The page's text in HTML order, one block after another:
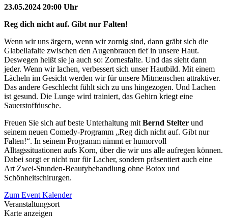
23.05.2024 20:00 Uhr
Reg dich nicht auf. Gibt nur Falten!
Wenn wir uns ärgern, wenn wir zornig sind, dann gräbt sich die
Glabellafalte zwischen den Augenbrauen tief in unsere Haut.
Deswegen heißt sie ja auch so: Zornesfalte. Und das sieht dann
jeder. Wenn wir lachen, verbessert sich unser Hautbild. Mit einem
Lächeln im Gesicht werden wir für unsere Mitmenschen attraktiver.
Das andere Geschlecht fühlt sich zu uns hingezogen. Und Lachen
ist gesund. Die Lunge wird trainiert, das Gehirn kriegt eine
Sauerstoffdusche.
Freuen Sie sich auf beste Unterhaltung mit Bernd Stelter und
seinem neuen Comedy-Programm „Reg dich nicht auf. Gibt nur
Falten!“. In seinem Programm nimmt er humorvoll
Alltagssituationen aufs Korn, über die wir uns alle aufregen können.
Dabei sorgt er nicht nur für Lacher, sondern präsentiert auch eine
Art Zwei-Stunden-Beautybehandlung ohne Botox und
Schönheitschirurgen.
Zum Event Kalender
Veranstaltungsort
Karte anzeigen